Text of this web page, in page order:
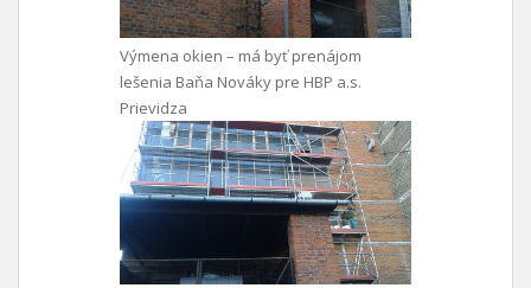
Výmena okien – má byť prenájom
lešenia Baňa Nováky pre HBP a.s.
Prievidza